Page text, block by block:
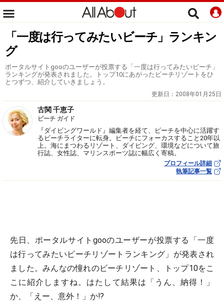
「一度は行ってみたいビーチ」ランキン
グ
ポータルサイトgooのユーザーが投票する「一度は行ってみたいビーチ」
ランキングが発表されました。トップ10にあがったビーチリゾートをひ
とつずつ、紹介していきましょう。
更新日： 2008年01月25日
古関 千恵子
ビーチ ガイド
『ダイビングワールド』編集者を経て、ビーチを中心に活躍す
るビーチライターに転身。ビーチにフォーカスすること20年以
上。海にまつわるリゾート、ダイビング、環境などについて旅
行誌、女性誌、マリンスポーツ誌に幅広く寄稿。
プロフィール詳細
執筆記事一覧
先日、ポータルサイトgooのユーザーが投票する「一度
は行ってみたいビーチリゾートランキング」が発表され
ました。みんなの憧れのビーチリゾート、トップ10をこ
こに紹介しますね。はたして結果は「うん、納得！」
か、「えー、意外！」か!?